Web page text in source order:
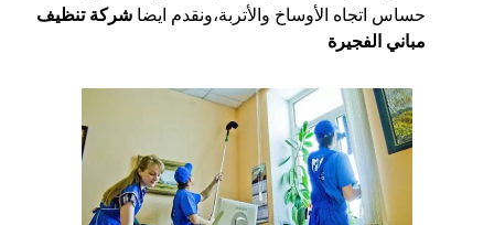
حساس اتجاه الأوساخ والأتربة،ونقدم ايضاشركة تنظيف
مباني الفجيرة